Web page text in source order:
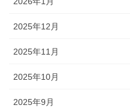
2025年12月
2025年11月
2025年10月
2025年9月